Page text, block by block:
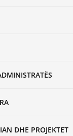
DHE PROJEKTET